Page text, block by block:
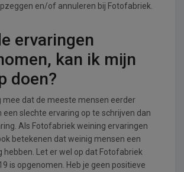
en/of annuleren bij Fotofabriek.
ervaringen
kan ik mijn
doen?
mee dat de meeste mensen eerder
een slechte ervaring op te schrijven dan
Als Fotofabriek weining ervaringen
betekenen dat weinig mensen een
hebben. Let er wel op dat Fotofabriek
is opgenomen. Heb je geen positieve